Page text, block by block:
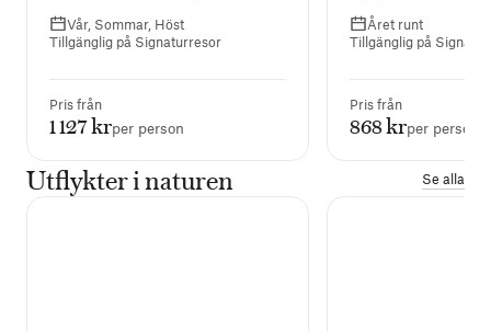
Svalbard museum.
Vår, Sommar, Höst
Tillgänglig på Signaturresor
Pris från
1 127 krper person
Året runt
Tillgänglig på
Pris från
868 krper person
Utflykter i naturen Se alla